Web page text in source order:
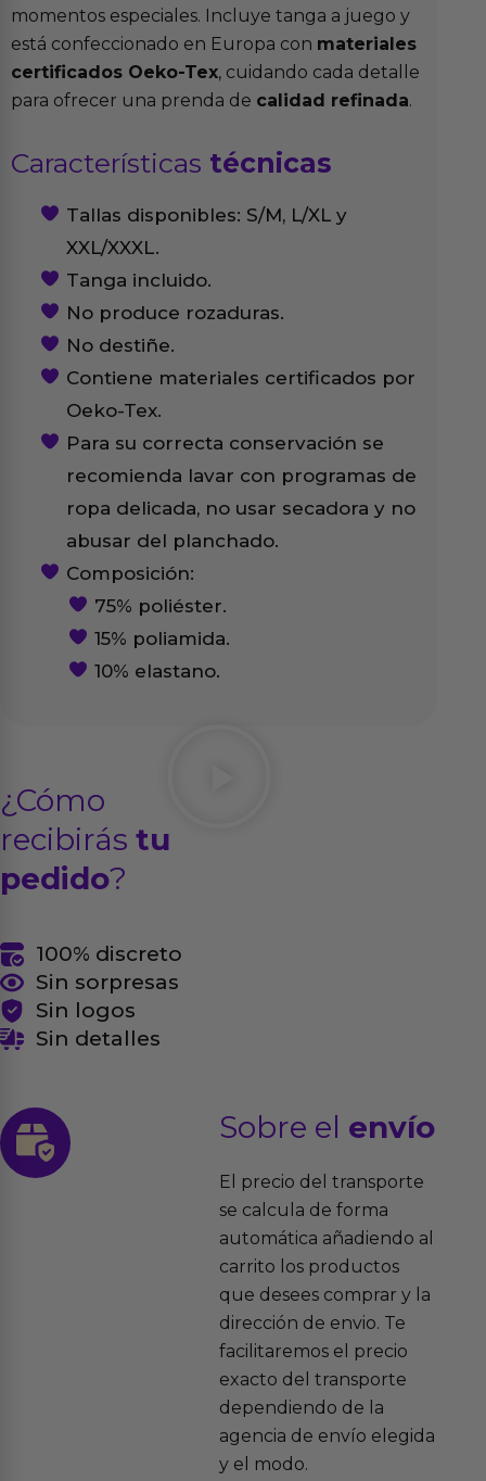
momentos especiales. Incluye tanga a juego y
está confeccionado en Europa con materiales
certificados Oeko-Tex, cuidando cada detalle
para ofrecer una prenda de calidad refinada.
Características técnicas
Tallas disponibles: S/M, L/XL y
XXL/XXXL.
Tanga incluido.
No produce rozaduras.
No destiñe.
Contiene materiales certificados por
Oeko-Tex.
Para su correcta conservación se
recomienda lavar con programas de
ropa delicada, no usar secadora y no
abusar del planchado.
Composición:
75% poliéster.
15% poliamida.
10% elastano.
¿Cómo
recibirás tu
pedido?
100% discreto
Sin sorpresas
Sin logos
Sin detalles
Sobre el envío
El precio del transporte
se calcula de forma
automática añadiendo al
carrito los productos
que desees comprar y la
dirección de envio. Te
facilitaremos el precio
exacto del transporte
dependiendo de la
agencia de envío elegida
y el modo.